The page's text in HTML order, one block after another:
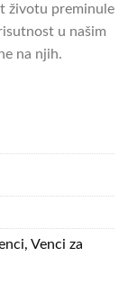
životu preminule
u našim
na njih.
ruže i gladiole količina
, Venci za